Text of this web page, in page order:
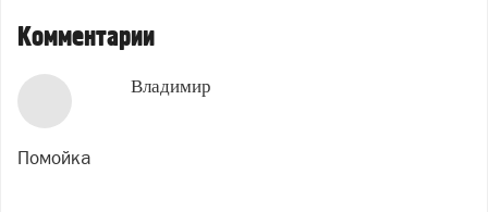
Комментарии
Владимир
Помойка